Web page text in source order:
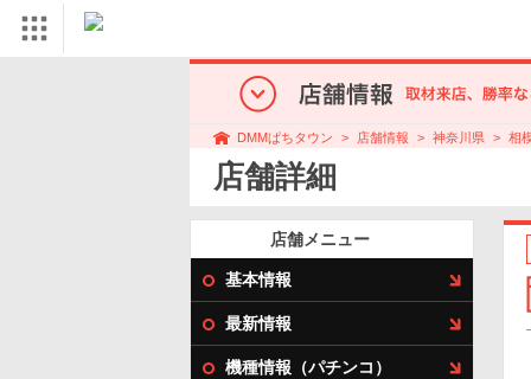
DMMぱちタウン 店舗情報 神奈川県 相
店舗詳細
店舗メニュー
基本情報
最新情報
機種情報（パチンコ）